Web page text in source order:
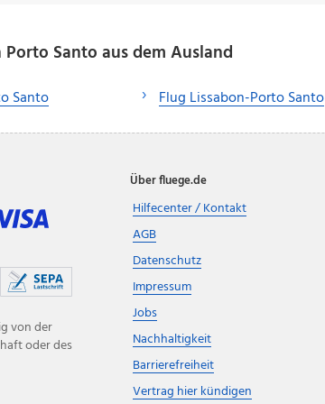
Santo aus dem Ausland
Santo Flug Lissabon-Porto Santo